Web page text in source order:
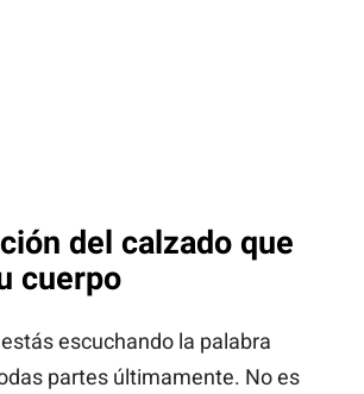
del calzado que
cuerpo
escuchando la palabra
partes últimamente. No es